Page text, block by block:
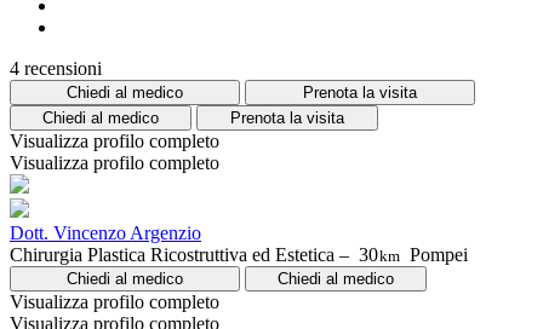
4 recensioni
Chiedi al medico
Prenota la visita
Chiedi al medico
Prenota la visita
Visualizza profilo completo
Visualizza profilo completo
Dott. Vincenzo Argenzio
Chirurgia Plastica Ricostruttiva ed Estetica – 30km Pompei
Chiedi al medico Chiedi al medico
Visualizza profilo completo
Visualizza profilo completo